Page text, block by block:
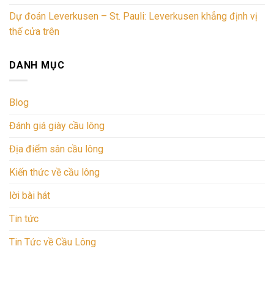
Dự đoán Leverkusen – St. Pauli: Leverkusen khẳng định vị
thế cửa trên
DANH MỤC
Blog
Đánh giá giày cầu lông
Địa điểm sân cầu lông
Kiến thức về cầu lông
lời bài hát
Tin tức
Tin Tức về Cầu Lông